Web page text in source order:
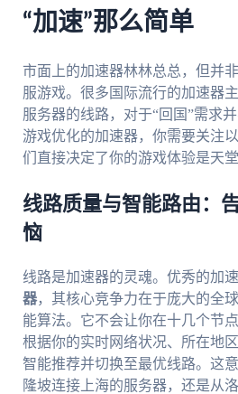
“加速”那么简单
市面上的加速器林林总总，但并
服游戏。很多国际流行的加速器
服务器的线路，对于“回国”需求
游戏优化的加速器，你需要关注
们直接决定了你的游戏体验是天堂
线路质量与智能路由：
恼
线路是加速器的灵魂。优秀的加
器，其核心竞争力在于庞大的全
能算法。它不会让你在十几个节
根据你的实时网络状况、所在地
智能推荐并切换至最优线路。这
隆坡连接上海的服务器，还是从